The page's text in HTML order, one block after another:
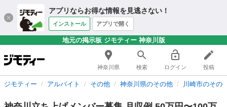
アプリならお得な情報を見逃さない！
インストール アプリで開く
地元の掲示板 ジモティー 神奈川版
神奈川県 検索 ログイン 投稿
ジモティー アルバイト その他 神奈川県のその他 川崎市のその